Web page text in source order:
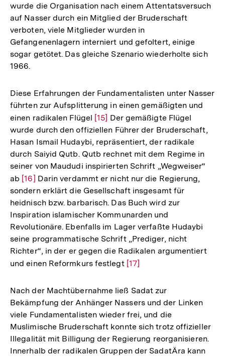
wurde die Organisation nach einem Attentatsversuch
auf Nasser durch ein Mitglied der Bruderschaft
verboten, viele Mitglieder wurden in
Gefangenenlagern interniert und gefoltert, einige
sogar getötet. Das gleiche Szenario wiederholte sich
1966.
Diese Erfahrungen der Fundamentalisten unter Nasser
führten zur Aufsplitterung in einen gemäßigten und
einen radikalen Flügel Zur
Auflösung
der
Fußnote
[15] Der gemäßigte Flügel
wurde durch den offiziellen Führer der Bruderschaft,
Hasan Ismail Hudaybi, repräsentiert, der radikale
durch Saiyid Qutb. Qutb rechnet mit dem Regime in
seiner von Maududi inspirierten Schrift „Wegweiser“
ab Zur
Auflösung
der
Fußnote
[16] Darin verdammt er nicht nur die Regierung,
sondern erklärt die Gesellschaft insgesamt für
heidnisch bzw. barbarisch. Das Buch wird zur
Inspiration islamischer Kommunarden und
Revolutionäre. Ebenfalls im Lager verfaßte Hudaybi
seine programmatische Schrift „Prediger, nicht
Richter“, in der er gegen die Radikalen argumentiert
und einen Reformkurs festlegt Zur
der
Fußnote
[17]
Nach der Machtübernahme ließ Sadat zur
Bekämpfung der Anhänger Nassers und der Linken
viele Fundamentalisten wieder frei, und die
Muslimische Bruderschaft konnte sich trotz offizieller
Illegalität mit Billigung der Regierung reorganisieren.
Innerhalb der radikalen Gruppen der SadatÄra kann